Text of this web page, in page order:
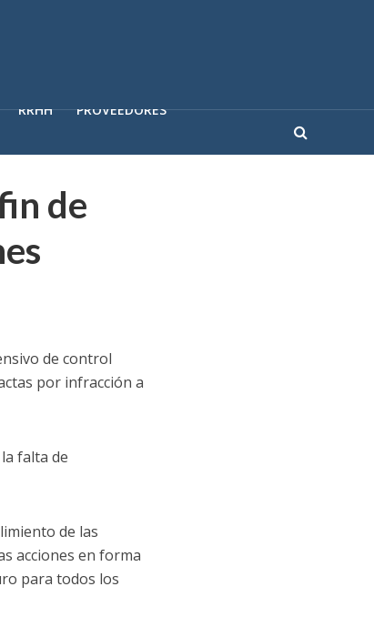
RRHH PROVEEDORES
de
de control
por infracción a
falta de
de las
acciones en forma
para todos los